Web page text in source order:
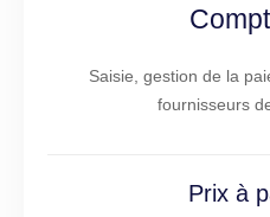
Saisie, gestion de la
fournisseurs
Prix à